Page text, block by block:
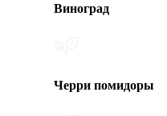
Виноград
Черри помидоры